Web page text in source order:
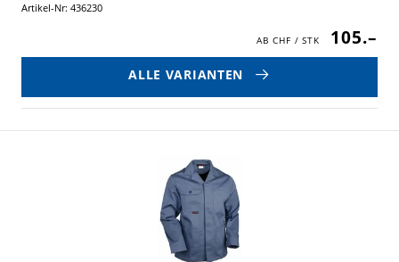
Artikel-Nr: 436230
105.–
ALLE VARIANTEN